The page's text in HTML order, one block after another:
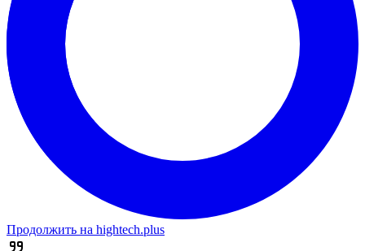
Продолжить на hightech.plus